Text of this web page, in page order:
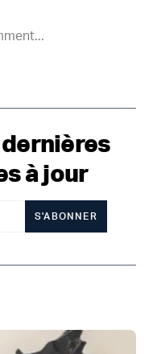
à jour
S'ABONNER